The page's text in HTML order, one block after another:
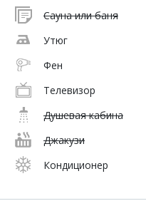
Сауна или баня
Утюг
Фен
Телевизор
Душевая кабина
Джакузи
Кондиционер